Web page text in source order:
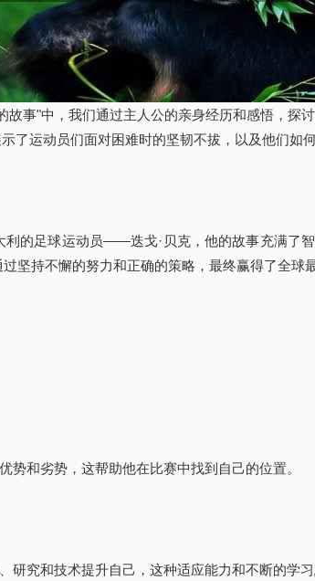
故事"中，我们通过主人公的亲身经历和感悟，
了运动员们面对困难时的坚韧不拔，以及他们如
的足球运动员——迭戈·贝克，他的故事充满了
坚持不懈的努力和正确的策略，最终赢得了全球
势和劣势，这帮助他在比赛中找到自己的位置。
研究和技术提升自己，这种适应能力和不断的学